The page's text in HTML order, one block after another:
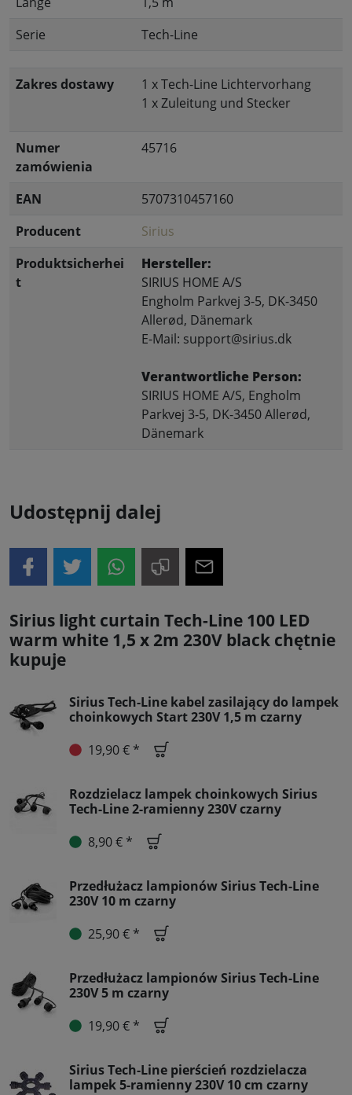
Serie
Tech-Line
Zakres dostawy
1 x Tech-Line Lichtervorhang
1 x Zuleitung und Stecker
Numer
zamówienia
45716
EAN
5707310457160
Producent
Sirius
Produktsicherhei
t
Hersteller:
SIRIUS HOME A/S
Engholm Parkvej 3-5, DK-3450
Allerød, Dänemark
E-Mail: support@sirius.dk
Verantwortliche Person:
SIRIUS HOME A/S, Engholm
Parkvej 3-5, DK-3450 Allerød,
Dänemark
Udostępnij dalej
Sirius light curtain Tech-Line 100 LED
warm white 1,5 x 2m 230V black chętnie
kupuje
Sirius Tech-Line kabel zasilający do lampek
choinkowych Start 230V 1,5 m czarny
19,90 € *
Rozdzielacz lampek choinkowych Sirius
Tech-Line 2-ramienny 230V czarny
8,90 € *
Przedłużacz lampionów Sirius Tech-Line
230V 10 m czarny
25,90 € *
Przedłużacz lampionów Sirius Tech-Line
230V 5 m czarny
19,90 € *
Sirius Tech-Line pierścień rozdzielacza
lampek 5-ramienny 230V 10 cm czarny